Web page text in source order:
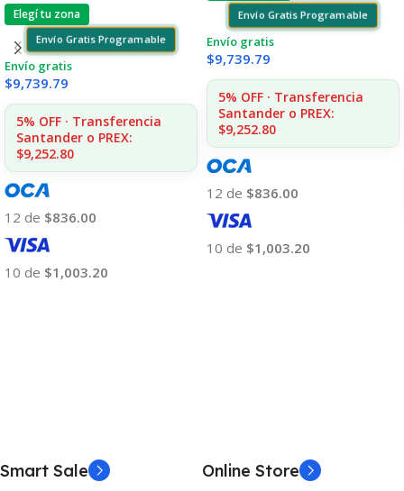
Elegí tu zona
Envío Gratis Programable
Envío gratis
$9,739.79
5% OFF · Transferencia
Santander o PREX:
$9,252.80
12 de $836.00
10 de $1,003.20
Envío Gratis Programable
Envío gratis
$9,739.79
5% OFF · Transferencia
Santander o PREX:
$9,252.80
12 de $836.00
10 de $1,003.20
Smart Sale Online Store